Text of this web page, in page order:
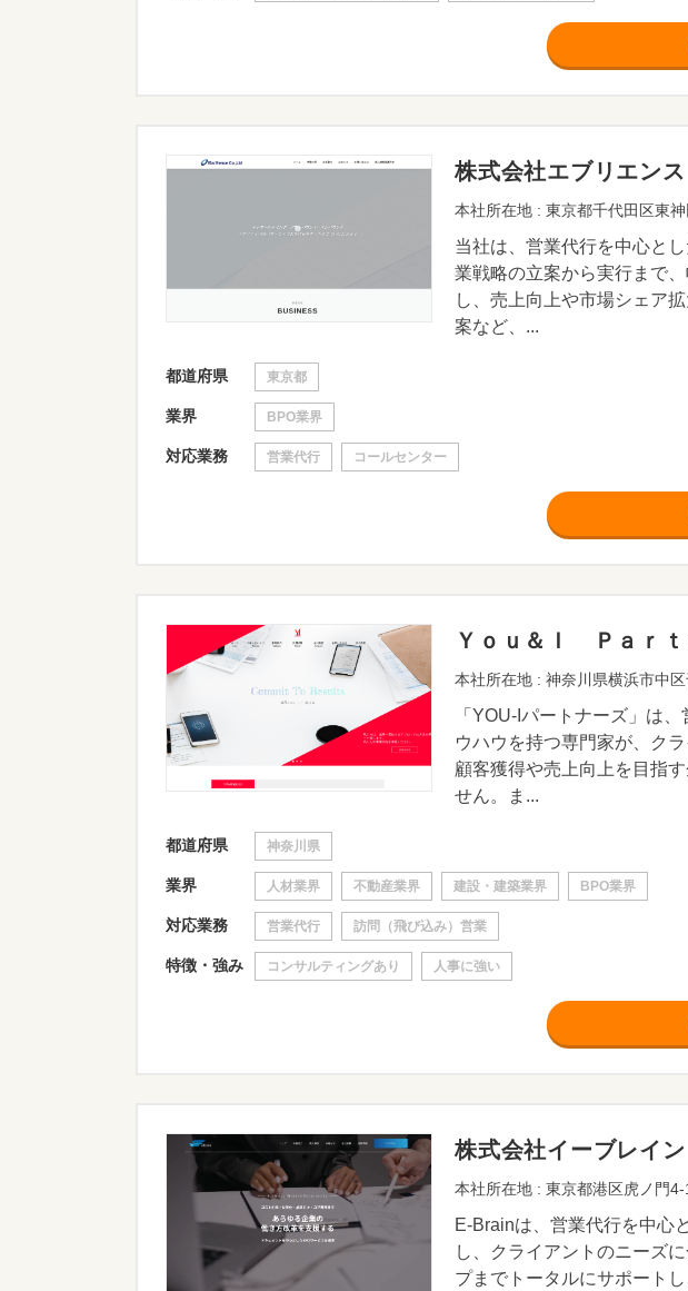
株式会社エブリエンス
本社所在地 : 東京都千代田区東
当社は、営業代行を中心と
業戦略の立案から実行まで
し、売上向上や市場シェア
案など、...
都道府県 東京都
業界 BPO業界
対応業務 営業代行 コールセンター
Ｙｏｕ＆Ｉ Ｐａｒｔ
本社所在地 : 神奈川県横浜市中
「YOU-Iパートナーズ」は
ウハウを持つ専門家が、ク
顧客獲得や売上向上を目指
せん。ま...
都道府県 神奈川県
業界 人材業界 不動産業界 建設・建築業界 BPO業界
対応業務 営業代行 訪問（飛び込み）営業
特徴・強み コンサルティングあり 人事に強い
株式会社イーブレイン
本社所在地 : 東京都港区虎ノ門
E-Brainは、営業代行を中心
し、クライアントのニーズ
プまでトータルにサポート